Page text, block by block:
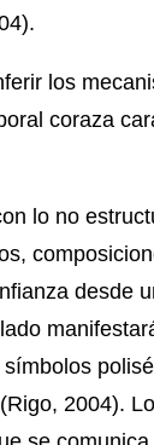
los
coraza
lo no
desde
2004).